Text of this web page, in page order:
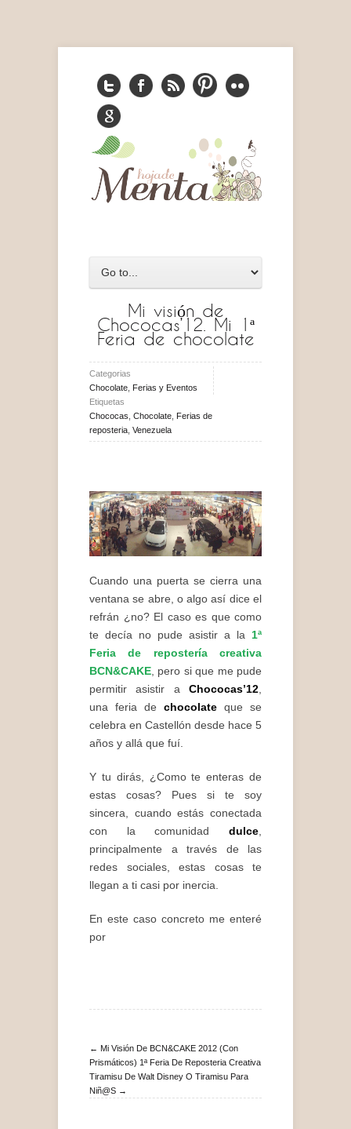
Mi visión de
Chococas’12. Mi 1ª
Feria de chocolate
Categorias
Chocolate, Ferias y Eventos
Etiquetas
Chococas, Chocolate, Ferias de
reposteria, Venezuela
Cuando una puerta se cierra una
ventana se abre, o algo así dice el
refrán ¿no? El caso es que como
te decía no pude asistir a la 1ª
Feria de repostería creativa
BCN&CAKE , pero si que me pude
permitir asistir a Chococas’12
una feria de chocolate que se
celebra en Castellón desde hace 5
años y allá que fuí.
Y tu dirás, ¿Como te enteras de
estas cosas? Pues si te soy
sincera, cuando estás conectada
con la comunidad dulce
principalmente a través de las
redes sociales, estas cosas te
llegan a ti casi por inercia.
En este caso concreto me enteré
por
← Mi Visión De BCN&CAKE 2012 (con
Prismáticos) 1ª Feria De Reposteria Creativa
Tiramisu De Walt Disney O Tiramisu Para
Niñ@s →